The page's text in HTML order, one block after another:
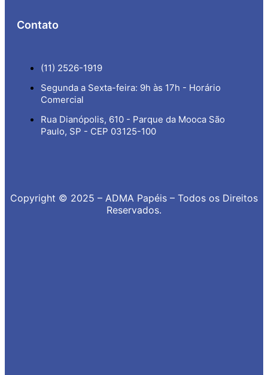
Contato
(11) 2526-1919
Segunda a Sexta-feira: 9h às 17h - Horário
Comercial
Rua Dianópolis, 610 - Parque da Mooca São
Paulo, SP - CEP 03125-100
Copyright © 2025 – ADMA Papéis – Todos os Direitos
Reservados.